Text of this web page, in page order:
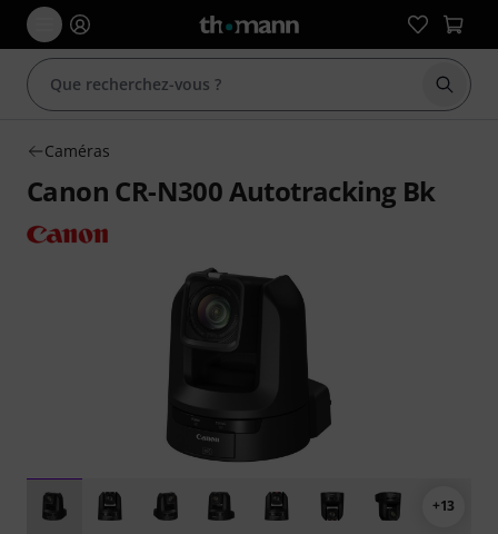
Caméras
Canon CR-N300 Autotracking Bk
+13